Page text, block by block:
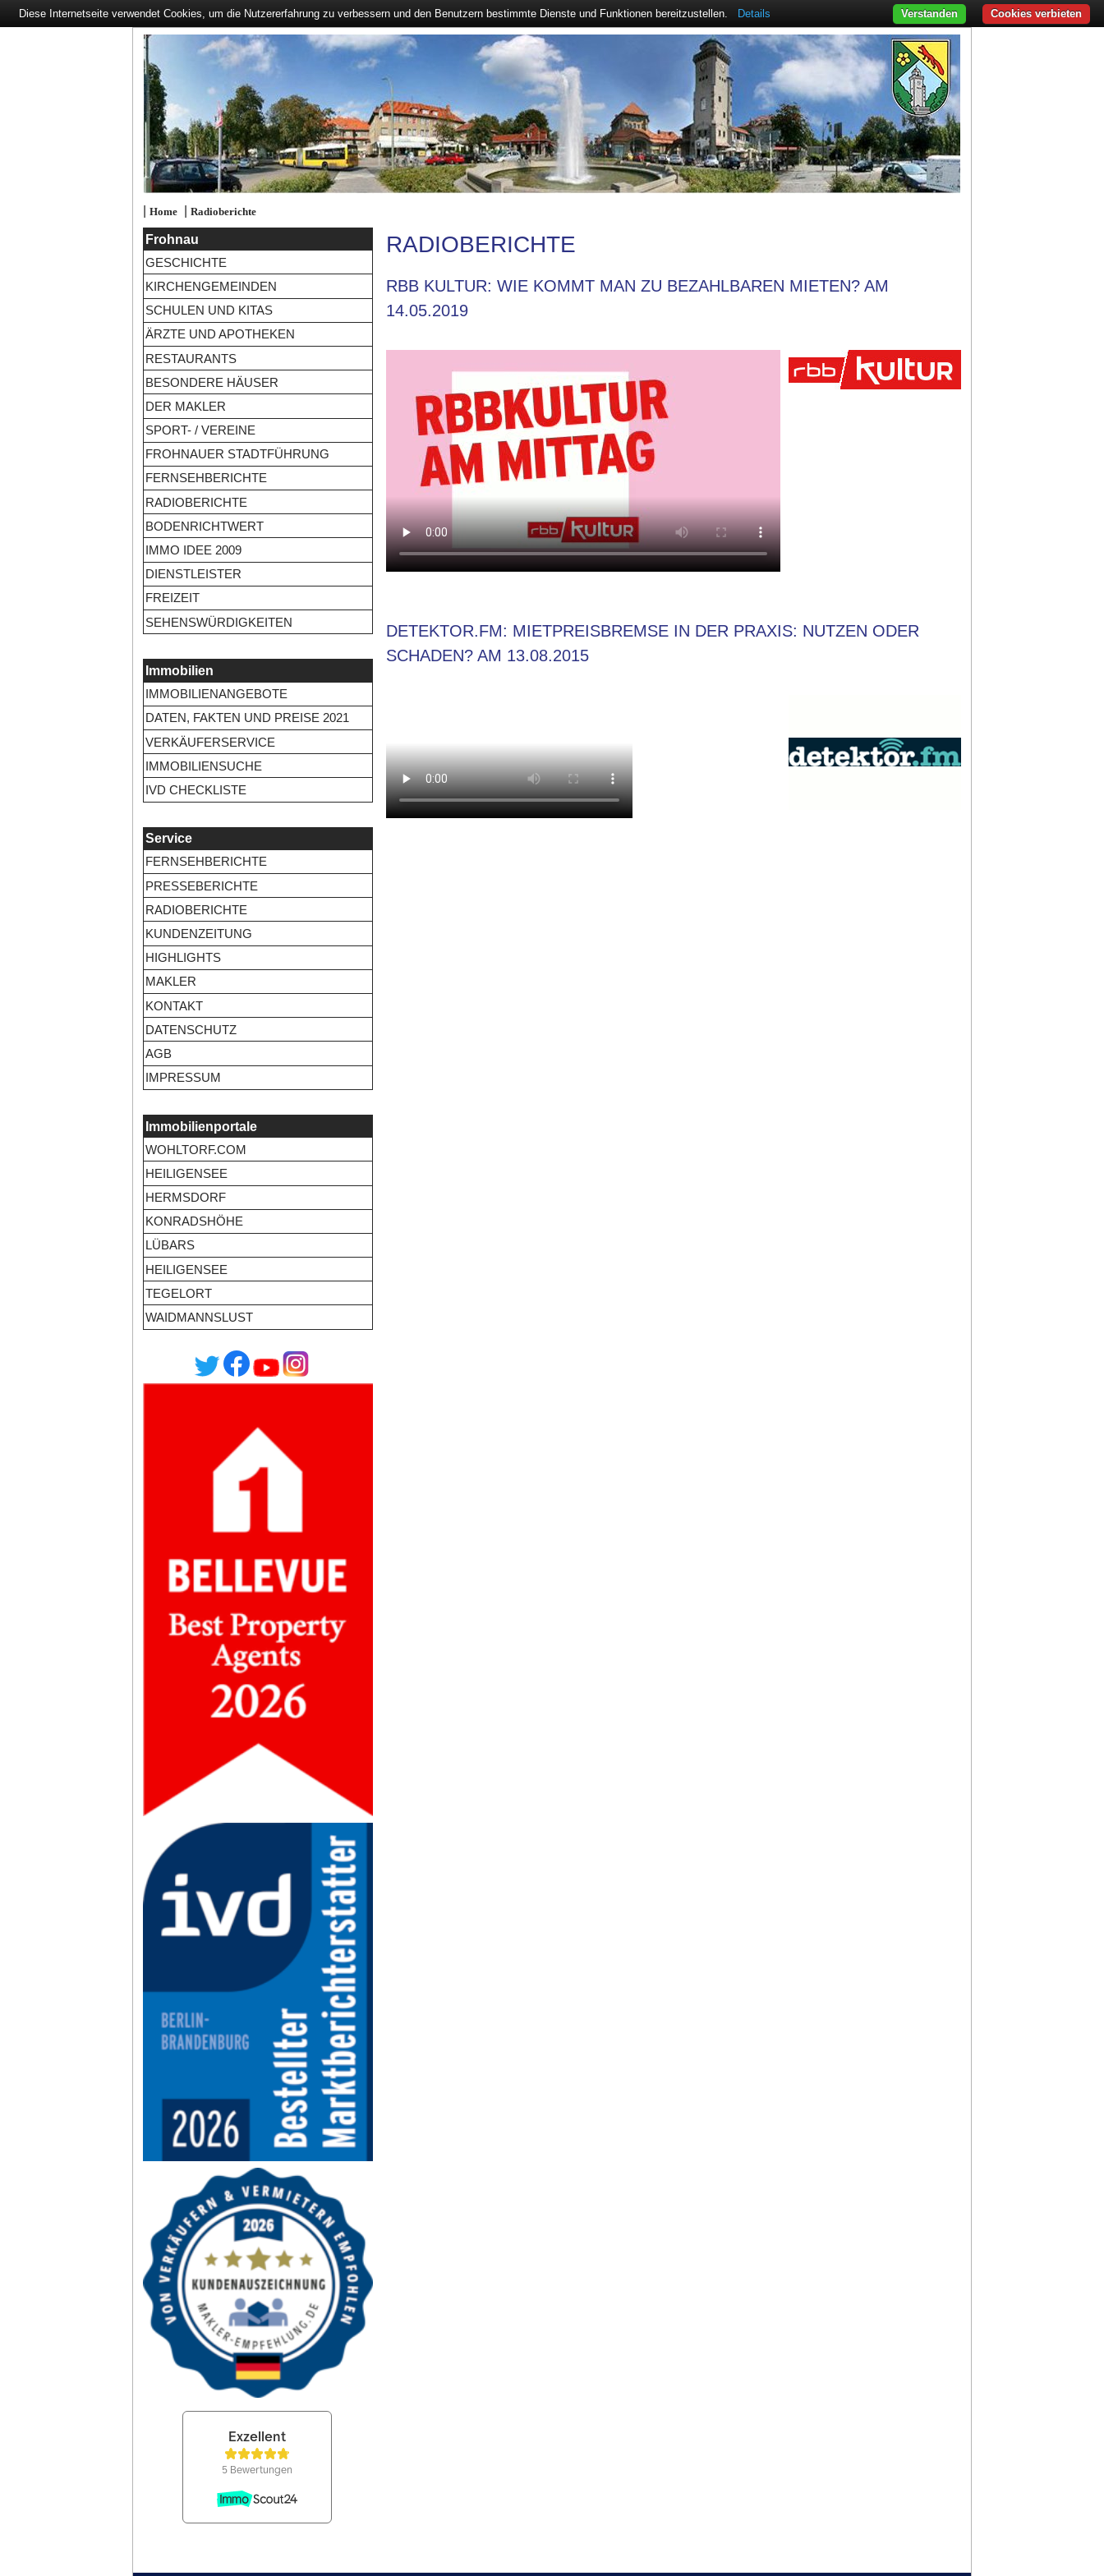
| Home| Radioberichte
Frohnau
GESCHICHTE
KIRCHENGEMEINDEN
SCHULEN UND KITAS
ÄRZTE UND APOTHEKEN
RESTAURANTS
BESONDERE HÄUSER
DER MAKLER
SPORT- / VEREINE
FROHNAUER STADTFÜHRUNG
FERNSEHBERICHTE
RADIOBERICHTE
BODENRICHTWERT
IMMO IDEE 2009
DIENSTLEISTER
FREIZEIT
SEHENSWÜRDIGKEITEN
Immobilien
IMMOBILIENANGEBOTE
DATEN, FAKTEN UND PREISE 2021
VERKÄUFERSERVICE
IMMOBILIENSUCHE
IVD CHECKLISTE
Service
FERNSEHBERICHTE
PRESSEBERICHTE
RADIOBERICHTE
KUNDENZEITUNG
HIGHLIGHTS
MAKLER
KONTAKT
DATENSCHUTZ
AGB
IMPRESSUM
Immobilienportale
WOHLTORF.COM
HEILIGENSEE
HERMSDORF
KONRADSHÖHE
LÜBARS
HEILIGENSEE
TEGELORT
WAIDMANNSLUST
RADIOBERICHTE
RBB KULTUR: WIE KOMMT MAN ZU BEZAHLBAREN MIETEN? AM
14.05.2019
DETEKTOR.FM: MIETPREISBREMSE IN DER PRAXIS: NUTZEN ODER
SCHADEN? AM 13.08.2015
Diese Internetseite verwendet Cookies, um die Nutzererfahrung zu verbessern und den Benutzern bestimmte Dienste und Funktionen bereitzustellen. Details Cookies verbieten
Verstanden